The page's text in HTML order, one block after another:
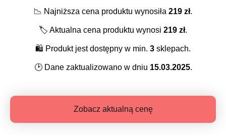
📉 Najniższa cena produktu wynosiła 219 zł.
🏷️ Aktualna cena produktu wynosi 219 zł.
🛍️ Produkt jest dostępny w min. 3 sklepach.
🕑Dane zaktualizowano w dniu 15.03.2025.
Zobacz aktualną cenę